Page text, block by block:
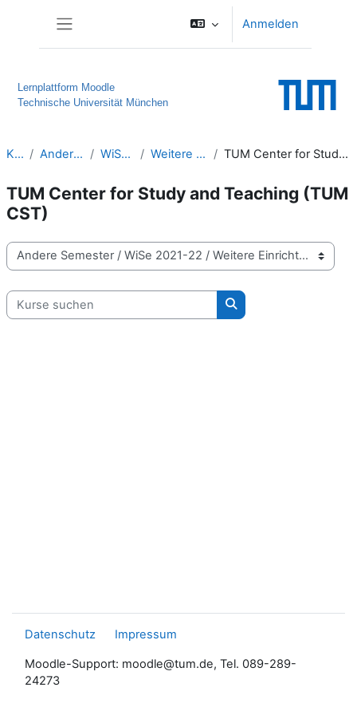
Anmelden
Lernplattform Moodle
Technische Universität München
Kurse Andere Semester WiSe 2021-22 Weitere Einrichtungen TUM Center for Study and Teaching (TUM CST)
TUM Center for Study and Teaching (TUM
CST)
Kursbereiche
Kurse suchen
Kurse suchen
Datenschutz Impressum
Moodle-Support: moodle@tum.de, Tel. 089-289-
24273